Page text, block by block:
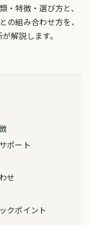
・特徴・選び方と、
の組み合わせ方を、
解説します。
ポート
せ
クポイント